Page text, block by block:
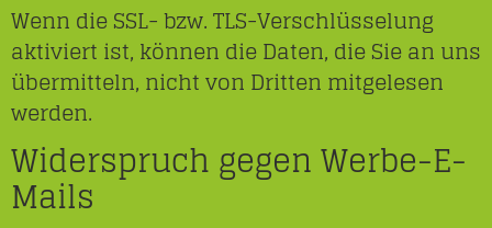
Wenn die SSL- bzw. TLS-Verschlüsselung
aktiviert ist, können die Daten, die Sie an uns
übermitteln, nicht von Dritten mitgelesen
werden.
Widerspruch gegen Werbe-E-
Mails